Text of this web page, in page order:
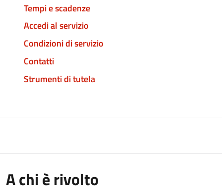
Tempi e scadenze
Accedi al servizio
Condizioni di servizio
Contatti
Strumenti di tutela
A chi è rivolto